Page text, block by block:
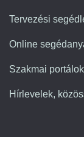
Tervezési
Online
Szakmai portálok
Hírlevelek,